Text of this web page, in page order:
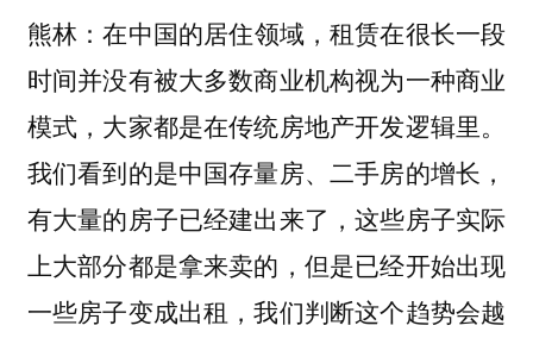
熊林：在中国的居住领域，租赁在很长一段
时间并没有被大多数商业机构视为一种商业
模式，大家都是在传统房地产开发逻辑里。
我们看到的是中国存量房、二手房的增长，
有大量的房子已经建出来了，这些房子实际
上大部分都是拿来卖的，但是已经开始出现
一些房子变成出租，我们判断这个趋势会越